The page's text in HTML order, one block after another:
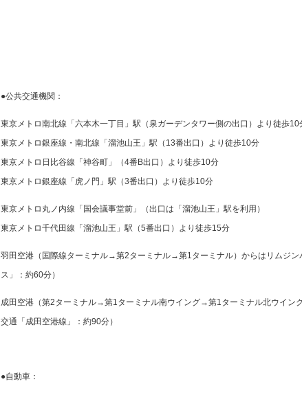
●公共交通機関：
東京メトロ南北線「六本木一丁目」駅（泉ガーデンタワー側の出口）より徒歩10
東京メトロ銀座線・南北線「溜池山王」駅（13番出口）より徒歩10分
東京メトロ日比谷線「神谷町」（4番B出口）より徒歩10分
東京メトロ銀座線「虎ノ門」駅（3番出口）より徒歩10分
東京メトロ丸ノ内線「国会議事堂前」（出口は「溜池山王」駅を利用）
東京メトロ千代田線「溜池山王」駅（5番出口）より徒歩15分
羽田空港（国際線ターミナル→第2ターミナル→第1ターミナル）からはリムジ
ス」：約60分）
成田空港（第2ターミナル→第1ターミナル南ウイング→第1ターミナル北ウイン
交通「成田空港線」：約90分）
●自動車：